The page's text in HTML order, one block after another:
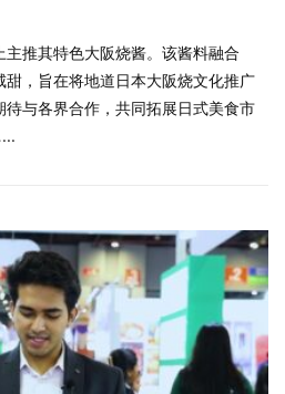
推其特色大阪烧酱。该酱料融合
，旨在将地道日本大阪烧文化推广
与各界合作，共同拓展日式美食市